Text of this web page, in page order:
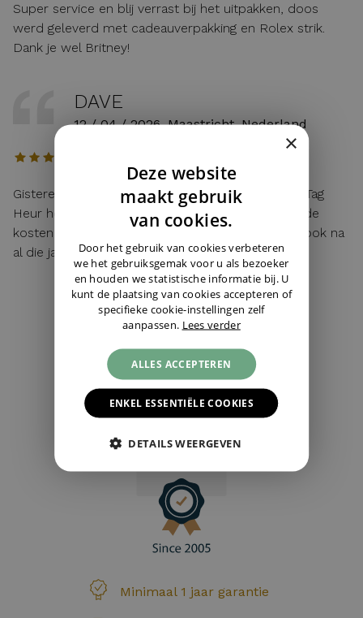
Super service en blij verrast bij het uitpakken, doos
werd geleverd met cadeauverpakking en Rolex strik.
Dank je wel Britney!
DAVE
12 / 04 / 2026, Maastricht, Nederland
Gisteren mijn lege batterij van mijn hier gekochte Tag
Heur horloge laten vervangen. Toen ik vroeg wat de
kosten waren: "service van de zaak!". Top service ook na
al die jaren!
4,5 279 reviews
ALLE BEOORDELINGEN ›
Minimaal 1 jaar garantie
GERMAN
×
Deze website
maakt gebruik
van cookies.
Door het gebruik van cookies verbeteren
we het gebruiksgemak voor u als bezoeker
en houden we statistische informatie bij. U
kunt de plaatsing van cookies accepteren of
specifieke cookie-instellingen zelf
aanpassen. Lees verder
ALLES ACCEPTEREN
ENKEL ESSENTIËLE COOKIES
DETAILS WEERGEVEN